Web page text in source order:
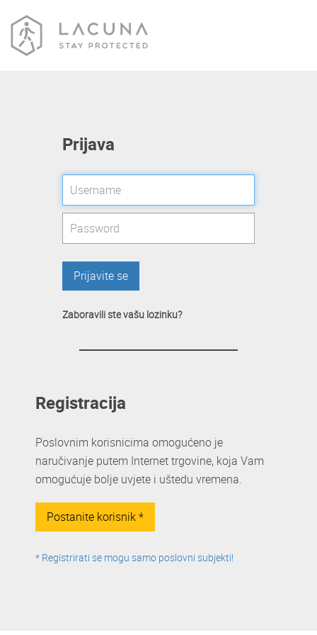
Prijava
Prijavite se
Zaboravili ste vašu lozinku?
Registracija
Poslovnim korisnicima omogućeno je
naručivanje putem Internet trgovine, koja Vam
omogućuje bolje uvjete i uštedu vremena.
Postanite korisnik *
* Registrirati se mogu samo poslovni subjekti!